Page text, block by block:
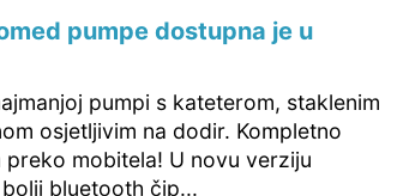
pumpe dostupna je u
pumpi s kateterom, staklenim
osjetljivim na dodir. Kompletno
mobitela! U novu verziju
bluetooth čip...